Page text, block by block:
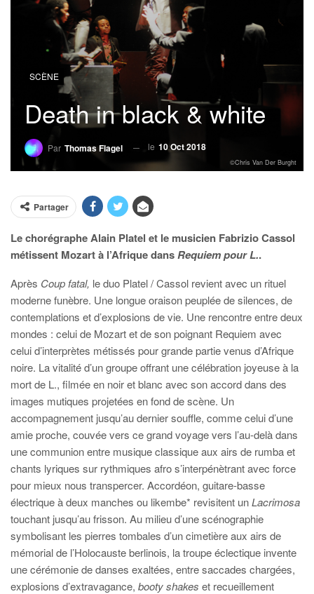
SCÈNE
Death in black & white
Par Thomas Flagel le 10 Oct 2018
©Chris Van Der Burght
Partager
Le chorégraphe Alain Platel et le musicien Fabrizio Cassol
métissent Mozart à l’Afrique dansRequiem pour L..
Après Coup fatal, le duo Platel / Cassol revient avec un rituel
moderne funèbre. Une longue oraison peuplée de silences, de
contemplations et d’explosions de vie. Une rencontre entre deux
mondes : celui de Mozart et de son poignant Requiem avec
celui d’interprètes métissés pour grande partie venus d’Afrique
noire. La vitalité d’un groupe offrant une célébration joyeuse à la
mort de L., filmée en noir et blanc avec son accord dans des
images mutiques projetées en fond de scène. Un
accompagnement jusqu’au dernier souffle, comme celui d’une
amie proche, couvée vers ce grand voyage vers l’au-delà dans
une communion entre musique classique aux airs de rumba et
chants lyriques sur rythmiques afro s’interpénètrant avec force
pour mieux nous transpercer. Accordéon, guitare-basse
électrique à deux manches ou likembe* revisitent unLacrimosa
touchant jusqu’au frisson. Au milieu d’une scénographie
symbolisant les pierres tombales d’un cimetière aux airs de
mémorial de l’Holocauste berlinois, la troupe éclectique invente
une cérémonie de danses exaltées, entre saccades chargées,
explosions d’extravagance, booty shakes et recueillement